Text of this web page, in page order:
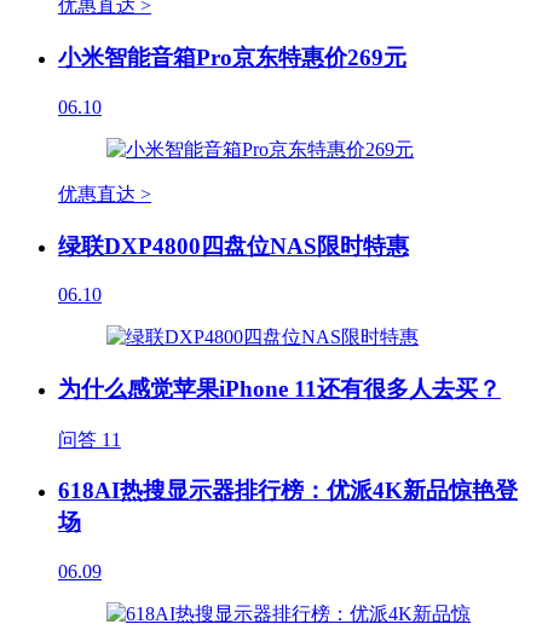
优惠直达 >
小米智能音箱Pro京东特惠价269元
06.10
优惠直达 >
绿联DXP4800四盘位NAS限时特惠
06.10
为什么感觉苹果iPhone 11还有很多人去买？
问答 11
618AI热搜显示器排行榜：优派4K新品惊艳登
场
06.09